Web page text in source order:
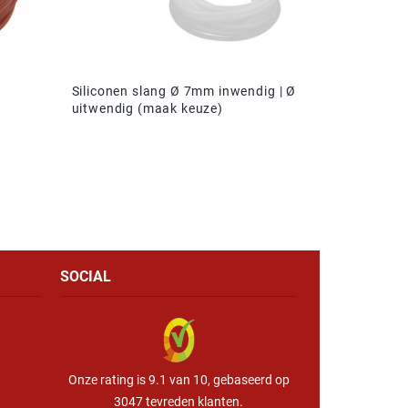
Siliconen slang Ø 7mm inwendig | Ø
uitwendig (maak keuze)
SOCIAL
Onze rating is 9.1 van 10, gebaseerd op
3047 tevreden klanten.